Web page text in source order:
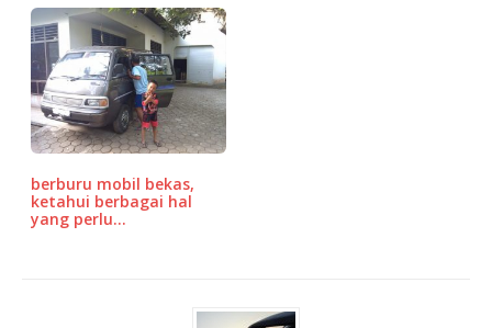
berburu mobil bekas,
ketahui berbagai hal
yang perlu…